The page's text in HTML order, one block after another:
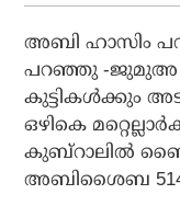
അബി ഹാസിം
പറഞ്ഞു -ജുമുഅ
കുട്ടികള്‍ക്കും
ഒഴികെ
കുബ്‌റാലില്‍
അബിശൈബ